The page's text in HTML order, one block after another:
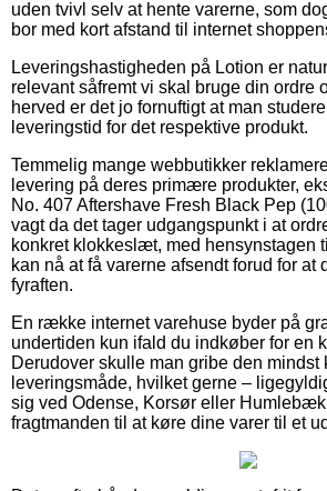
uden tvivl selv at hente varerne, som
bor med kort afstand til internet
Leveringshastigheden på Lotion er
relevant såfremt vi skal bruge din ordre
herved er det jo fornuftigt at man
leveringstid for det respektive produkt.
Temmelig mange webbutikker
levering på deres primære produkter,
No. 407 Aftershave Fresh Black Pep
vagt da det tager udgangspunkt i at
konkret klokkeslæt, med hensynstagen
kan nå at få varerne afsendt forud for at
fyraften.
En række internet varehuse byder på
undertiden kun ifald du indkøber for en
Derudover skulle man gribe den mindst
leveringsmåde, hvilket gerne –
sig ved Odense, Korsør eller
fragtmanden til at køre dine varer til et